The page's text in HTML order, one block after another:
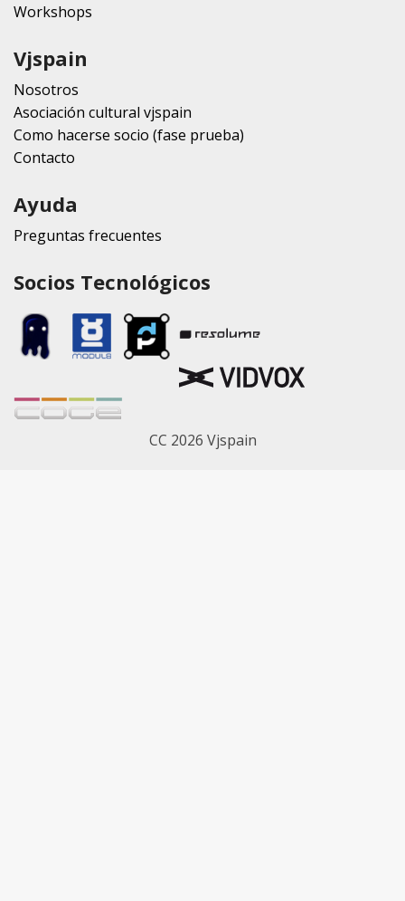
Workshops
Vjspain
Nosotros
Asociación cultural vjspain
Como hacerse socio (fase prueba)
Contacto
Ayuda
Preguntas frecuentes
Socios Tecnológicos
CC 2026 Vjspain